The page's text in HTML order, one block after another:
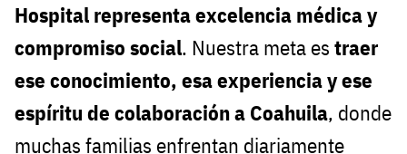
Hospital representa excelencia médica y
compromiso social. Nuestra meta es traer
ese conocimiento, esa experiencia y ese
espíritu de colaboración a Coahuila, donde
muchas familias enfrentan diariamente